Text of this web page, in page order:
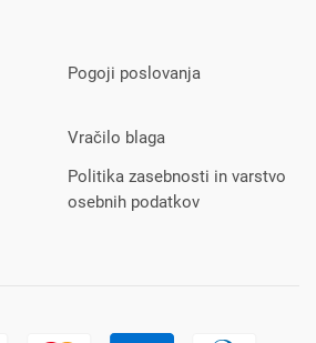
Pogoji poslovanja
Vračilo blaga
Politika zasebnosti in varstvo
osebnih podatkov